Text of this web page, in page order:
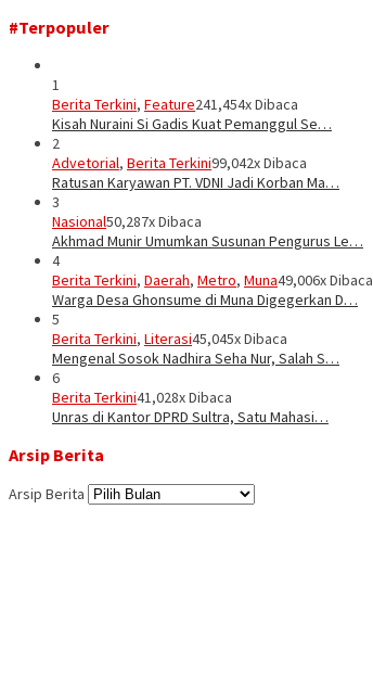
#Terpopuler
1
Berita Terkini, Feature241,454x Dibaca
Kisah Nuraini Si Gadis Kuat Pemanggul Se…
2
Advetorial, Berita Terkini99,042x Dibaca
Ratusan Karyawan PT. VDNI Jadi Korban Ma…
3
Nasional50,287x Dibaca
Akhmad Munir Umumkan Susunan Pengurus Le…
4
Berita Terkini, Daerah, Metro, Muna49,006x Dibaca
Warga Desa Ghonsume di Muna Digegerkan D…
5
Berita Terkini, Literasi45,045x Dibaca
Mengenal Sosok Nadhira Seha Nur, Salah S…
6
Berita Terkini41,028x Dibaca
Unras di Kantor DPRD Sultra, Satu Mahasi…
Arsip Berita
Arsip Berita